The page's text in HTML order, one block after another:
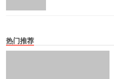
热门推荐